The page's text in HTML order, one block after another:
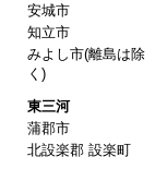
安城市
知立市
みよし市(離島は除
く)
東三河
蒲郡市
北設楽郡 設楽町